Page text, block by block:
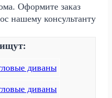
Оформите заказ
нашему консультанту
диваны
диваны